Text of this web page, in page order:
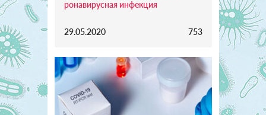
ронавирусная инфекция
29.05.2020 753